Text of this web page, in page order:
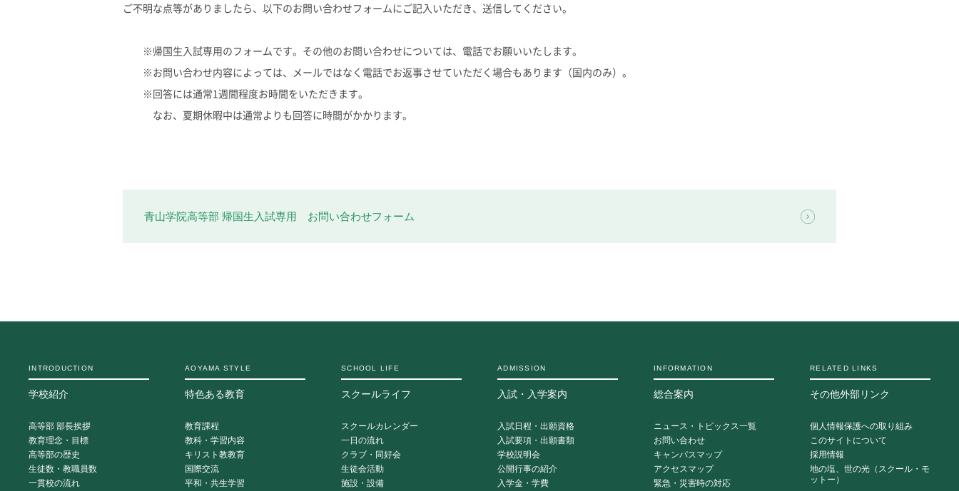
ご不明な点等がありましたら、以下のお問い合わせフォームにご記入いただき、送信してください。
※帰国生入試専用のフォームです。その他のお問い合わせについては、電話でお願いいたします。
※お問い合わせ内容によっては、メールではなく電話でお返事させていただく場合もあります（国内のみ）。
※回答には通常1週間程度お時間をいただきます。
なお、夏期休暇中は通常よりも回答に時間がかかります。
青山学院高等部 帰国生入試専用 お問い合わせフォーム
INTRODUCTION
学校紹介
高等部 部長挨拶
教育理念・目標
高等部の歴史
生徒数・教職員数
一貫校の流れ
AOYAMA STYLE
特色ある教育
教育課程
教科・学習内容
キリスト教教育
国際交流
平和・共生学習
SCHOOL LIFE
スクールライフ
スクールカレンダー
一日の流れ
クラブ・同好会
生徒会活動
施設・設備
ADMISSION
入試・入学案内
入試日程・出願資格
入試要項・出願書類
学校説明会
公開行事の紹介
入学金・学費
INFORMATION
総合案内
ニュース・トピックス一覧
お問い合わせ
キャンパスマップ
アクセスマップ
緊急・災害時の対応
RELATED LINKS
その他外部リンク
個人情報保護への取り組み
このサイトについて
採用情報
地の塩、世の光（スクール・モ
ットー）